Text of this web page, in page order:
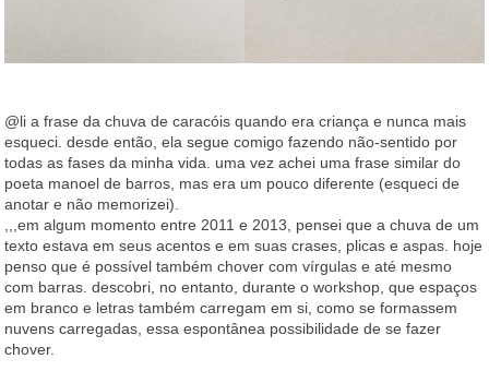
@li a frase da chuva de caracóis quando era criança e nunca mais
esqueci. desde então, ela segue comigo fazendo não-sentido por
todas as fases da minha vida. uma vez achei uma frase similar do
poeta manoel de barros, mas era um pouco diferente (esqueci de
anotar e não memorizei).
,,,em algum momento entre 2011 e 2013, pensei que a chuva de um
texto estava em seus acentos e em suas crases, plicas e aspas. hoje
penso que é possível também chover com vírgulas e até mesmo
com barras. descobri, no entanto, durante o workshop, que espaços
em branco e letras também carregam em si, como se formassem
nuvens carregadas, essa espontânea possibilidade de se fazer
chover.